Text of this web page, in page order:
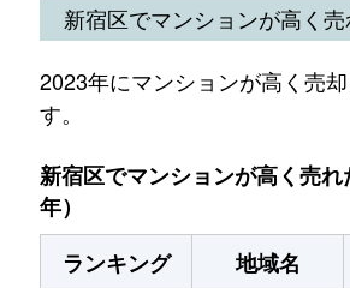
新宿区でマンションが高く
2023年にマンションが高く売
す。
新宿区でマンションが高く売
年）
ランキング
地域名